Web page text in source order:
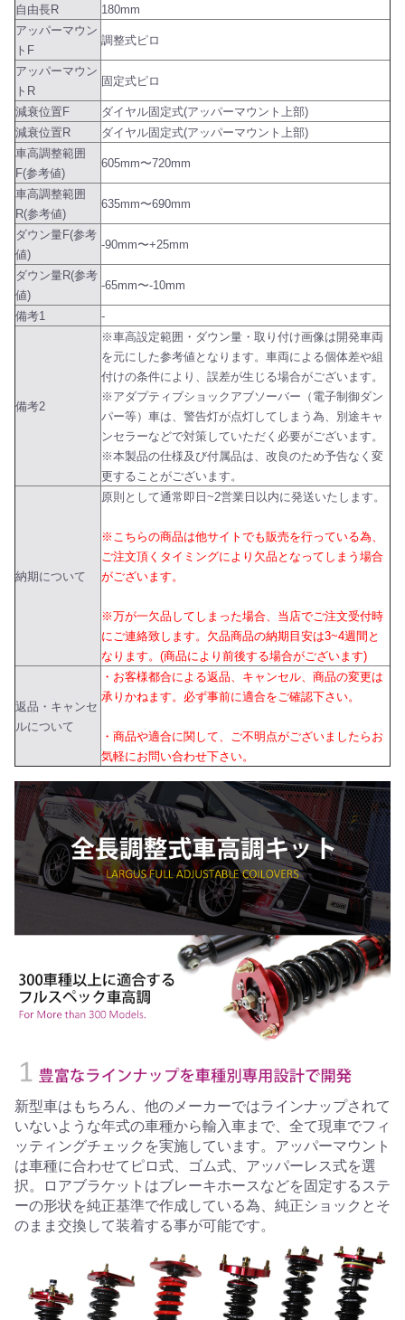
自由長R
180mm
アッパーマウン
トF
調整式ピロ
アッパーマウン
トR
固定式ピロ
減衰位置F
ダイヤル固定式(アッパーマウント上部)
減衰位置R
ダイヤル固定式(アッパーマウント上部)
車高調整範囲
F(参考値)
605mm〜720mm
車高調整範囲
R(参考値)
635mm〜690mm
ダウン量F(参考
値)
-90mm〜+25mm
ダウン量R(参考
値)
-65mm〜-10mm
備考1 -
備考2
※車高設定範囲・ダウン量・取り付け画像は開発車両
を元にした参考値となります。車両による個体差や組
付けの条件により、誤差が生じる場合がございます。
※アダプティブショックアブソーバー（電子制御ダン
パー等）車は、警告灯が点灯してしまう為、別途キャ
ンセラーなどで対策していただく必要がございます。
※本製品の仕様及び付属品は、改良のため予告なく変
更することがございます。
納期について
原則として通常即日~2営業日以内に発送いたします。
※こちらの商品は他サイトでも販売を行っている為、
ご注文頂くタイミングにより欠品となってしまう場合
がございます。
※万が一欠品してしまった場合、当店でご注文受付時
にご連絡致します。欠品商品の納期目安は3~4週間と
なります。(商品により前後する場合がございます)
返品・キャンセ
ルについて
・お客様都合による返品、キャンセル、商品の変更は
承りかねます。必ず事前に適合をご確認下さい。
・商品や適合に関して、ご不明点がございましたらお
気軽にお問い合わせ下さい。
新型車はもちろん、他のメーカーではラインナップされて
いないような年式の車種から輸入車まで、全て現車でフィ
ッティングチェックを実施しています。アッパーマウント
は車種に合わせてピロ式、ゴム式、アッパーレス式を選
択。ロアブラケットはブレーキホースなどを固定するステ
ーの形状を純正基準で作成している為、純正ショックとそ
のまま交換して装着する事が可能です。